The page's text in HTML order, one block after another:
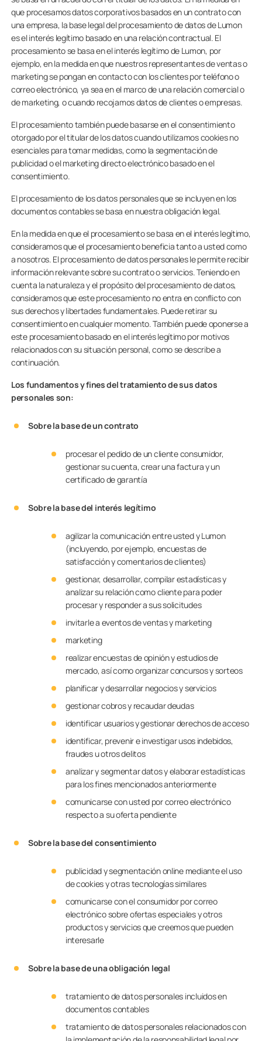
que procesamos datos corporativos basados en un contrato con
una empresa, la base legal del procesamiento de datos de Lumon
es el interés legítimo basado en una relación contractual. El
procesamiento se basa en el interés legítimo de Lumon, por
ejemplo, en la medida en que nuestros representantes de ventas o
marketing se pongan en contacto con los clientes por teléfono o
correo electrónico, ya sea en el marco de una relación comercial o
de marketing, o cuando recojamos datos de clientes o empresas.
El procesamiento también puede basarse en el consentimiento
otorgado por el titular de los datos cuando utilizamos cookies no
esenciales para tomar medidas, como la segmentación de
publicidad o el marketing directo electrónico basado en el
consentimiento.
El procesamiento de los datos personales que se incluyen en los
documentos contables se basa en nuestra obligación legal.
En la medida en que el procesamiento se basa en el interés legítimo,
consideramos que el procesamiento beneficia tanto a usted como
a nosotros. El procesamiento de datos personales le permite recibir
información relevante sobre su contrato o servicios. Teniendo en
cuenta la naturaleza y el propósito del procesamiento de datos,
consideramos que este procesamiento no entra en conflicto con
sus derechos y libertades fundamentales. Puede retirar su
consentimiento en cualquier momento. También puede oponerse a
este procesamiento basado en el interés legítimo por motivos
relacionados con su situación personal, como se describe a
continuación.
Los fundamentos y fines del tratamiento de sus datos
personales son:
Sobre la base de un contrato
procesar el pedido de un cliente consumidor,
gestionar su cuenta, crear una factura y un
certificado de garantía
Sobre la base del interés legítimo
agilizar la comunicación entre usted y Lumon
(incluyendo, por ejemplo, encuestas de
satisfacción y comentarios de clientes)
gestionar, desarrollar, compilar estadísticas y
analizar su relación como cliente para poder
procesar y responder a sus solicitudes
invitarle a eventos de ventas y marketing
marketing
realizar encuestas de opinión y estudios de
mercado, así como organizar concursos y sorteos
planificar y desarrollar negocios y servicios
gestionar cobros y recaudar deudas
identificar usuarios y gestionar derechos de acceso
identificar, prevenir e investigar usos indebidos,
fraudes u otros delitos
analizar y segmentar datos y elaborar estadísticas
para los fines mencionados anteriormente
comunicarse con usted por correo electrónico
respecto a su oferta pendiente
Sobre la base del consentimiento
publicidad y segmentación online mediante el uso
de cookies y otras tecnologías similares
comunicarse con el consumidor por correo
electrónico sobre ofertas especiales y otros
productos y servicios que creemos que pueden
interesarle
Sobre la base de una obligación legal
tratamiento de datos personales incluidos en
documentos contables
tratamiento de datos personales relacionados con